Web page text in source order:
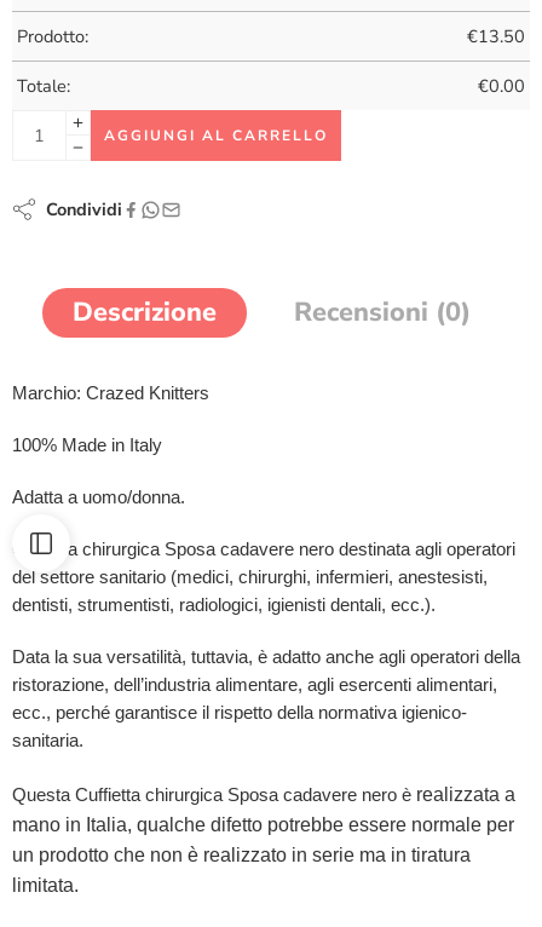
Prodotto: €13.50
Totale: €0.00
AGGIUNGI AL CARRELLO
Condividi
Descrizione Recensioni (0)
Marchio: Crazed Knitters
100% Made in Italy
Adatta a uomo/donna.
Cuffietta chirurgica Sposa cadavere nero destinata agli operatori
del settore sanitario (medici, chirurghi, infermieri, anestesisti,
dentisti, strumentisti, radiologici, igienisti dentali, ecc.).
Data la sua versatilità, tuttavia, è adatto anche agli operatori della
ristorazione, dell’industria alimentare, agli esercenti alimentari,
ecc., perché garantisce il rispetto della normativa igienico-
sanitaria.
Questa Cuffietta chirurgica Sposa cadavere nero è realizzata a
mano in Italia, qualche difetto potrebbe essere normale per
un prodotto che non è realizzato in serie ma in tiratura
limitata.